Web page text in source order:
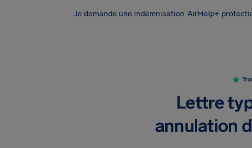
Je demande une indemnisation AirHelp+
Lettre
annulation